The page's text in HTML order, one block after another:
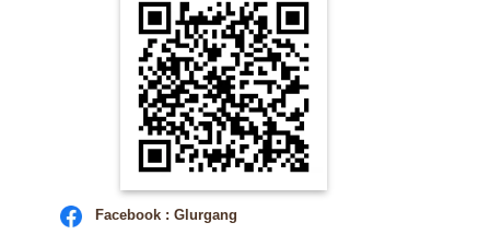
Facebook : Glurgang